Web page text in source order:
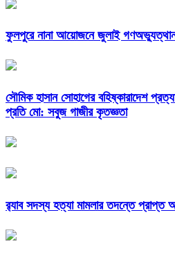
ফুলপুরে নানা আয়োজনে জুলাই
সৌমিক হাসান সোহাগের বহিষ্কারাদেশ
প্রতি মো: সবুজ গাজীর কৃতজ্ঞতা
র‌্যাব সদস্য হত্যা মামলার তদন্তে প্রাপ্ত